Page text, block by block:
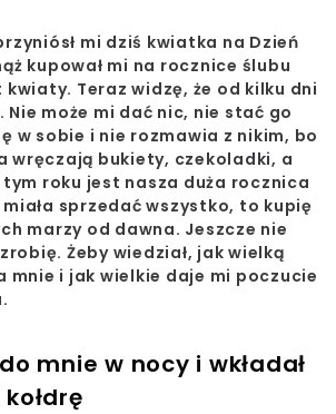
mi dziś kwiatka na Dzień
kupował mi na rocznice ślubu
kwiaty. Teraz widzę, że od kilku dni
Nie może mi dać nic, nie stać go
w sobie i nie rozmawia z nikim, bo
wręczają bukiety, czekoladki, a
tym roku jest nasza duża rocznica
sprzedać wszystko, to kupię
marzy od dawna. Jeszcze nie
Żeby wiedział, jak wielką
mnie i jak wielkie daje mi poczucie
mnie w nocy i wkładał